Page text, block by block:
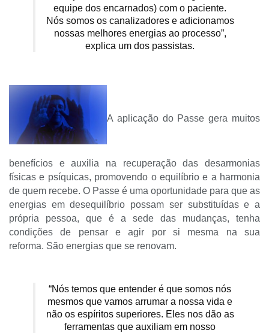
equipe dos encarnados) com o paciente.
Nós somos os canalizadores e adicionamos
nossas melhores energias ao processo”,
explica um dos passistas.
A aplicação do Passe gera muitos
benefícios e auxilia na recuperação das desarmonias
físicas e psíquicas, promovendo o equilíbrio e a harmonia
de quem recebe. O Passe é uma oportunidade para que as
energias em desequilíbrio possam ser substituídas e a
própria pessoa, que é a sede das mudanças, tenha
condições de pensar e agir por si mesma na sua
reforma. São energias que se renovam.
“Nós temos que entender é que somos nós
mesmos que vamos arrumar a nossa vida e
não os espíritos superiores. Eles nos dão as
ferramentas que auxiliam em nosso